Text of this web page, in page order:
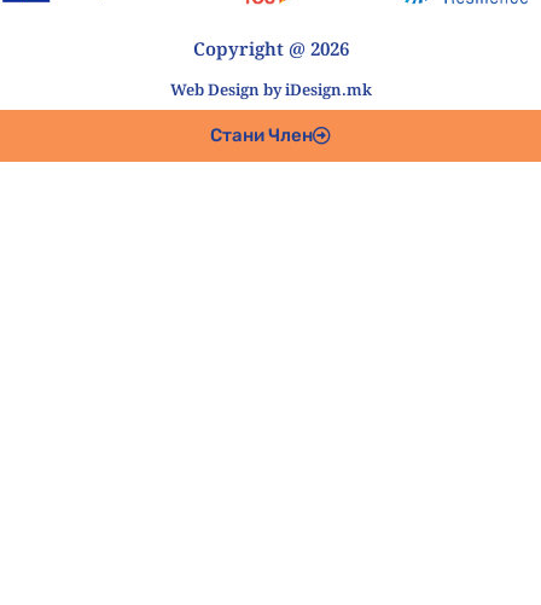
Copyright @ 2026
Web Design by iDesign.mk
Стани Член